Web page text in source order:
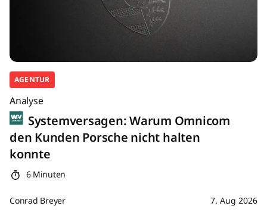
AGENTUR
Analyse
Systemversagen: Warum Omnicom
den Kunden Porsche nicht halten
konnte
6 Minuten
Conrad Breyer 7. Aug 2026